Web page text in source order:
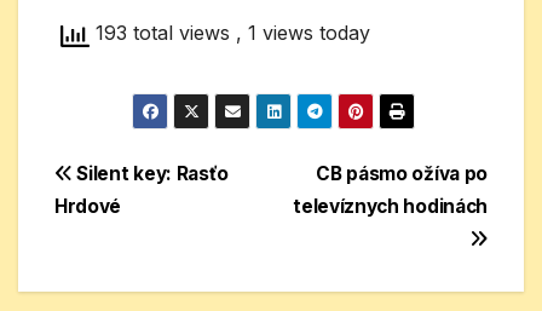
193 total views , 1 views today
Navigácia
článku
CB pásmo ožíva po
televíznych hodinách
Silent key: Rasťo
Hrdové